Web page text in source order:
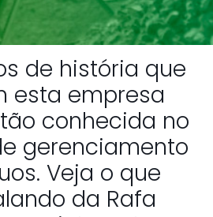
de história que
esta empresa
conhecida no
gerenciamento
Veja o que
da Rafa